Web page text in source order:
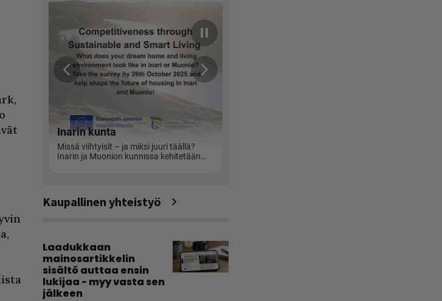
Kaupallinen yhteistyö
Laadukkaan
mainosartikkelin
sisältö auttaa ensin
lukijaa - myy vasta sen
jälkeen